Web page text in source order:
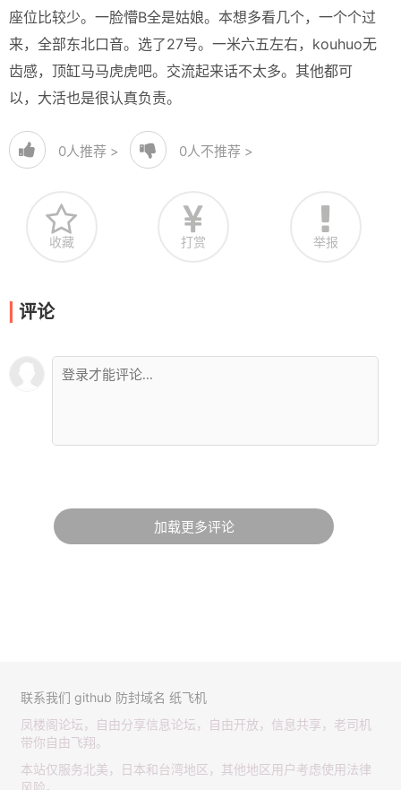
座位比较少。一脸懵B全是姑娘。本想多看几个，一个个过
来，全部东北口音。选了27号。一米六五左右，kouhuo无
齿感，顶缸马马虎虎吧。交流起来话不太多。其他都可
以，大活也是很认真负责。
0人推荐 > 0人不推荐 >
收藏 打赏 举报
评论
加载更多评论
联系我们 github 防封域名 纸飞机
凤楼阁论坛，自由分享信息论坛，自由开放，信息共享，老司机
带你自由飞翔。
本站仅服务北美，日本和台湾地区，其他地区用户考虑使用法律
风险。